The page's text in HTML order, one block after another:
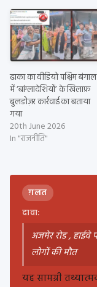
ढाका का वीडियो पश्चिम बंगाल
में ‘बांग्लादेशियों’ के खिलाफ़
बुलडोज़र कार्रवाई का बताया
गया
20th June 2026
In "राजनीति"
ग़लत
दावा:
अजमेर रोड , हाईवे
लोगों की मौत
यह सामग्री